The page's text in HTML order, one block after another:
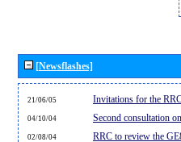
[Newsflashes]
21/06/05 Invitations for the
04/10/04 Second consultation
02/08/04 RRC to review the